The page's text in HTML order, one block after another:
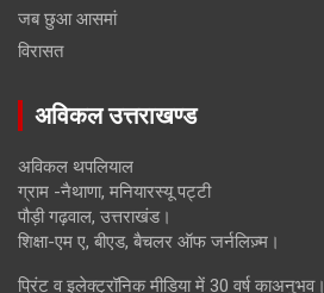
जब छुआ आसमां
विरासत
अविकल उत्तराखण्ड
अविकल थपलियाल
ग्राम -नैथाणा, मनियारस्यू पट्टी
पौड़ी गढ़वाल, उत्तराखंड।
शिक्षा-एम ए, बीएड, बैचलर ऑफ जर्नलिज़्म।
प्रिंट व इलेक्ट्रॉनिक मीडिया में 30 वर्ष काअनुभव।